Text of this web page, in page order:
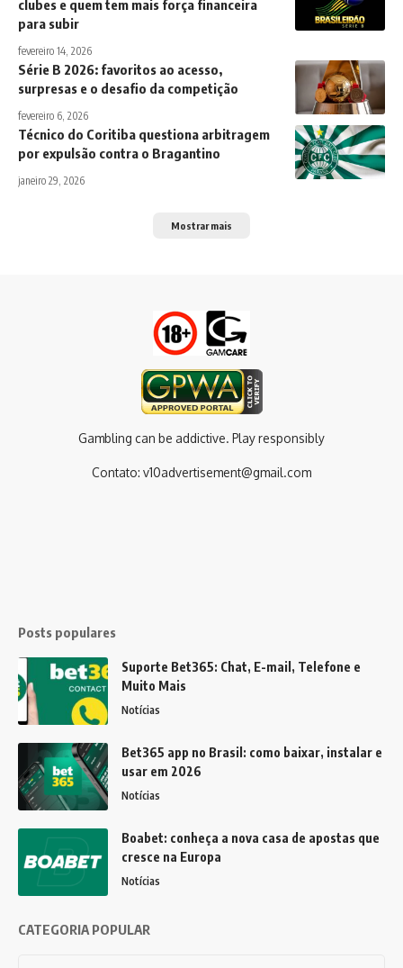
clubes e quem tem mais força financeira
para subir
fevereiro 14, 2026
Série B 2026: favoritos ao acesso,
surpresas e o desafio da competição
fevereiro 6, 2026
Técnico do Coritiba questiona arbitragem
por expulsão contra o Bragantino
janeiro 29, 2026
Mostrar mais
Gambling can be addictive. Play responsibly
Contato: v10advertisement@gmail.com
Posts populares
Suporte Bet365: Chat, E-mail, Telefone e
Muito Mais
Notícias
Bet365 app no Brasil: como baixar, instalar e
usar em 2026
Notícias
Boabet: conheça a nova casa de apostas que
cresce na Europa
Notícias
CATEGORIA POPULAR